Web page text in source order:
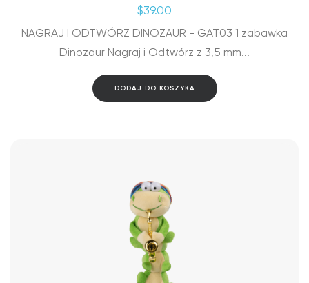
$39.00
NAGRAJ I ODTWÓRZ DINOZAUR - GAT03 1 zabawka
Dinozaur Nagraj i Odtwórz z 3,5 mm...
DODAJ DO KOSZYKA